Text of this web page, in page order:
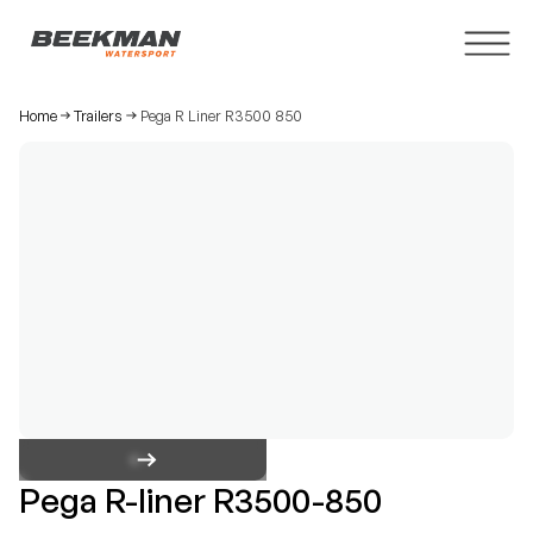
Home Trailers Pega R Liner R3500 850
Pega R-liner R3500-850